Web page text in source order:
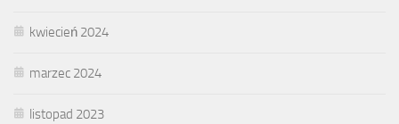
kwiecień 2024
marzec 2024
listopad 2023